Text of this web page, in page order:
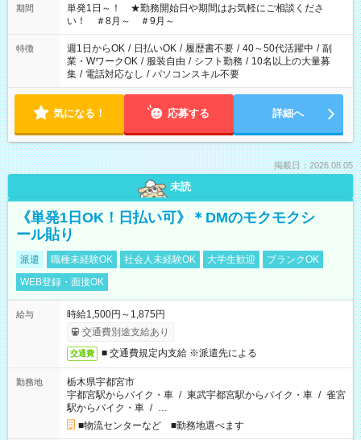
期間
単発1日～！ ★勤務開始日や期間はお気軽にご相談くださ
い！ ＃8月～ ＃9月～
特徴 週1日からOK / 日払いOK / 履歴書不要 / 40～50代活躍中 / 副
業・WワークOK / 服装自由 / シフト勤務 / 10名以上の大量募
集 / 電話対応なし / パソコンスキル不要
気になる！ 応募する 詳細へ
掲載日：2026.08.05
未読
《単発1日OK！日払い可》＊DMのモクモクシ
ール貼り
派遣 職種未経験OK 社会人未経験OK 大学生歓迎
ブランクOK
WEB登録・面接OK
給与
時給1,500円～1,875円
交通費別途支給あり
交通費 ■ 交通費規定内支給 ※派遣先による
勤務地
栃木県宇都宮市
宇都宮駅からバイク・車 / 東武宇都宮駅からバイク・車 / 雀宮
駅からバイク・車 / …
■物流センターなど ■勤務地選べます